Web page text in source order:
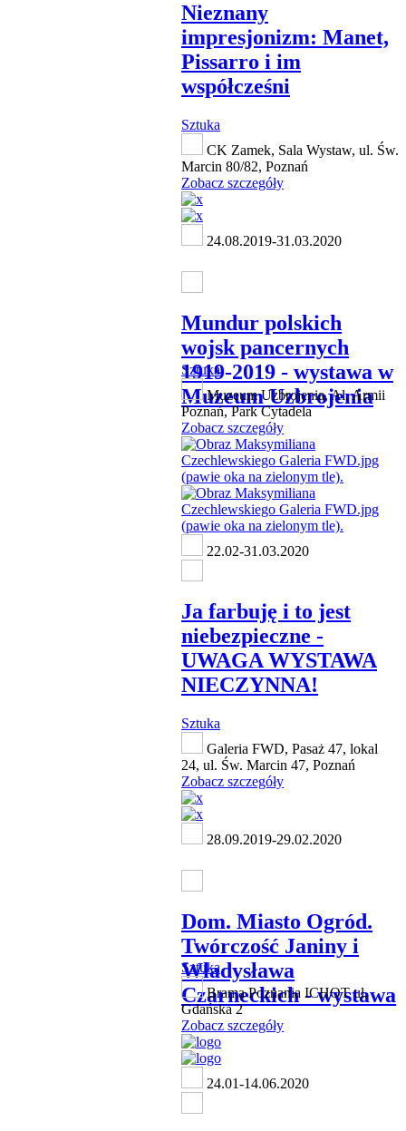
Nieznany
impresjonizm: Manet,
Pissarro i im
współcześni
Sztuka
CK Zamek, Sala Wystaw, ul. Św.
Marcin 80/82, Poznań
Zobacz szczegóły
24.08.2019-31.03.2020
Mundur polskich
wojsk pancernych
1919-2019 - wystawa w
Muzeum Uzbrojenia
Sztuka
Muzeum Uzbrojenia, Al. Armii
Poznań, Park Cytadela
Zobacz szczegóły
22.02-31.03.2020
Ja farbuję i to jest
niebezpieczne -
UWAGA WYSTAWA
NIECZYNNA!
Sztuka
Galeria FWD, Pasaż 47, lokal
24, ul. Św. Marcin 47, Poznań
Zobacz szczegóły
28.09.2019-29.02.2020
Dom. Miasto Ogród.
Twórczość Janiny i
Władysława
Czarneckich - wystawa
Sztuka
Brama Poznania ICHOT ul.
Gdańska 2
Zobacz szczegóły
24.01-14.06.2020